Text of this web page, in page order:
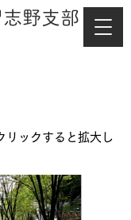
野支部
リックすると拡大し